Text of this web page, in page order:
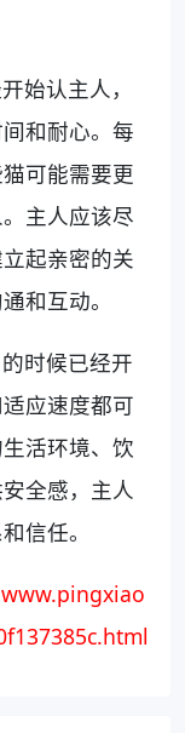
始认主人，
和耐心。每
可能需要更
主人应该尽
起亲密的关
和互动。
时候已经开
应速度都可
活环境、饮
全感，主人
信任。
www.pingxiao